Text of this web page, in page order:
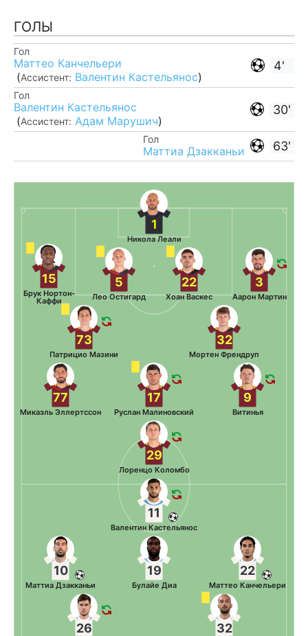
ГОЛЫ
4'
Гол
Маттео Канчельери
(Ассистент: Валентин Кастельянос)
30'
Гол
Валентин Кастельянос
(Ассистент: Адам Марушич)
63'
Гол
Маттиа Дзакканьи
1
Никола Леали
3
Аарон Мартин
22
Хоан Васкес
5
Лео Остигард
15
Брук Нортон-
Каффи
32
Мортен Френдруп
73
Патрицио Мазини
9
Витинья
17
Руслан Малиновский
77
Микаэль Эллертссон
29
Лоренцо Коломбо
26 32
10
Маттиа Дзакканьи
19
Булайе Диа
22
Маттео Канчельери
11
Валентин Кастельянос